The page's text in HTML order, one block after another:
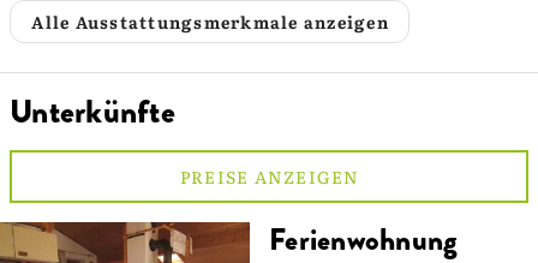
Alle Ausstattungsmerkmale anzeigen
Unterkünfte
PREISE ANZEIGEN
Ferienwohnung